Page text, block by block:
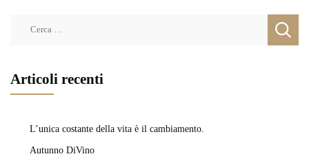
Articoli recenti
L’unica costante della vita è il cambiamento.
Autunno DiVino